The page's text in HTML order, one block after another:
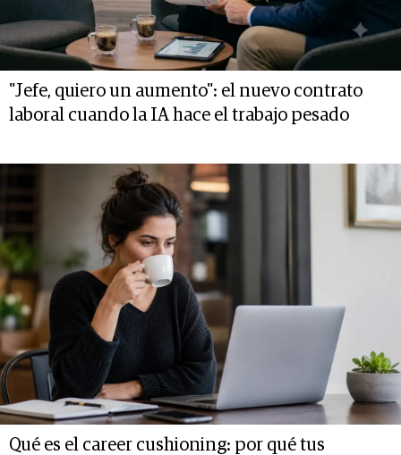
"Jefe, quiero un aumento": el nuevo contrato
laboral cuando la IA hace el trabajo pesado
Qué es el career cushioning: por qué tus